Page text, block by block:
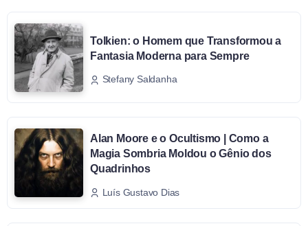
Tolkien: o Homem que Transformou a
Fantasia Moderna para Sempre
Stefany Saldanha
Alan Moore e o Ocultismo | Como a
Magia Sombria Moldou o Gênio dos
Quadrinhos
Luís Gustavo Dias